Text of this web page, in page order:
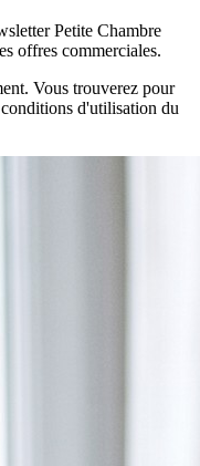
Petite Chambre
offres commerciales.
Vous trouverez pour
d'utilisation du